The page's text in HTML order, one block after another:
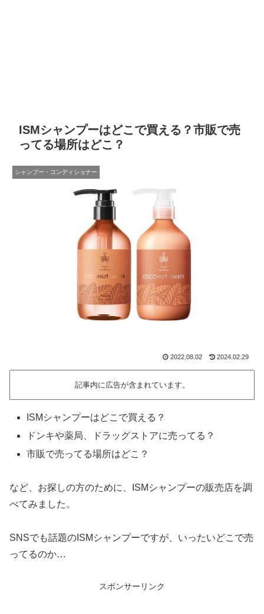
ISMシャンプーはどこで買える？市販で売
ってる場所はどこ？
シャンプー・コンディショナー
2022.08.02 2024.02.29
記事内に広告が含まれています。
ISMシャンプーはどこで買える？
ドンキや薬局、ドラッグストアに売ってる？
市販で売ってる場所はどこ？
など、お探しの方のために、ISMシャンプーの販売店を調
べてみました。
SNSでも話題のISMシャンプーですが、いったいどこで売
ってるのか…
スポンサーリンク